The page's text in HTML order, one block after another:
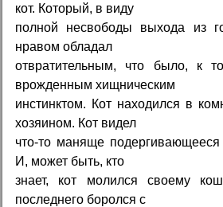
кот. Который, в виду
полной несвободы выхода из
нравом обладал
отвратительным, что было, к
врожденным хищническим
инстинктом. Кот находился в
хозяином. Кот видел
что-то маняще подергивающееся
И, может быть, кто
знает, кот молился своему
последнего боролся с